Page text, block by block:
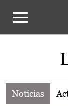
Noticias
Noticias